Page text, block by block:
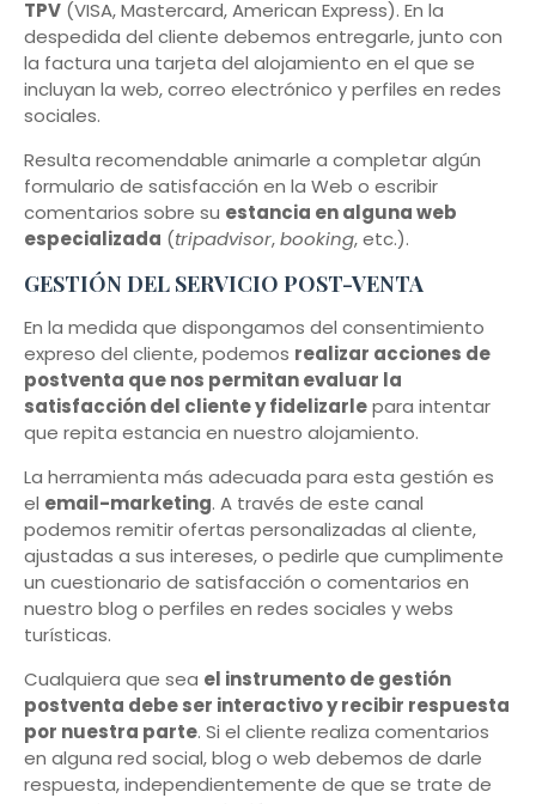
TPV (VISA, Mastercard, American Express). En la
despedida del cliente debemos entregarle, junto con
la factura una tarjeta del alojamiento en el que se
incluyan la web, correo electrónico y perfiles en redes
sociales.
Resulta recomendable animarle a completar algún
formulario de satisfacción en la Web o escribir
comentarios sobre su estancia en alguna web
especializada (tripadvisor,booking, etc.).
GESTIÓN DEL SERVICIO POST-VENTA
En la medida que dispongamos del consentimiento
expreso del cliente, podemos realizar acciones de
postventa que nos permitan evaluar la
satisfacción del cliente y fidelizarlepara intentar
que repita estancia en nuestro alojamiento.
La herramienta más adecuada para esta gestión es
el email-marketing. A través de este canal
podemos remitir ofertas personalizadas al cliente,
ajustadas a sus intereses, o pedirle que cumplimente
un cuestionario de satisfacción o comentarios en
nuestro blog o perfiles en redes sociales y webs
turísticas.
Cualquiera que sea el instrumento de gestión
postventa debe ser interactivo y recibir respuesta
por nuestra parte. Si el cliente realiza comentarios
en alguna red social, blog o web debemos de darle
respuesta, independientemente de que se trate de